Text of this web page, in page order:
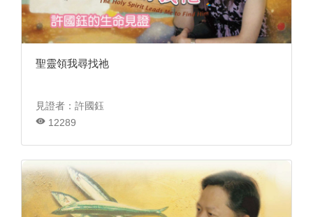
聖靈領我尋找祂
見證者：許國鈺
12289